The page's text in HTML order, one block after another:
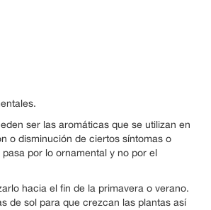
ser las aromáticas que se utilizan en
o disminución de ciertos síntomas o
por lo ornamental y no por el
hacia el fin de la primavera o verano.
de sol para que crezcan las plantas así